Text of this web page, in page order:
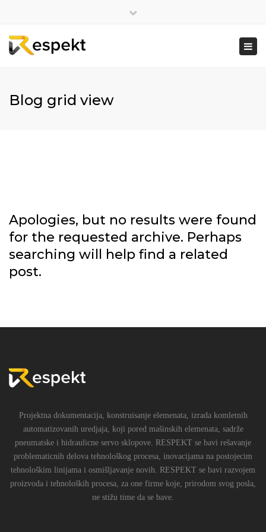
Blog grid view
Apologies, but no results were found
for the requested archive. Perhaps
searching will help find a related
post.
Projektna dokumentacija, konstruisanje elemenata, izrada komletnih
automatizovanih uredjaja, koji pored mašinskih elemenata, sadrže
pneumatske i hidraulicne servo sklopove. RESPEKT se bavi rešavanje
problematicnih delova tehnološkog procesa, inovacijama na postojecim
tehnološkim linijama i osmišljavanje novih. RESPEKT se bavi razvojem
proizvoda i tehnoloških procesa, za one firme koje, prirodom svog posla,
ne stižu time da se bave.